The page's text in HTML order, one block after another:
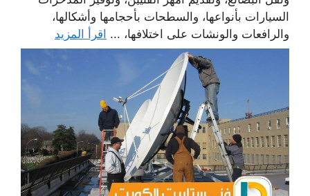
السيارات بأنواعها، والسطحات بأحجامها وأشكالها،
والرافعات والونشات على اختلافها، ... اقرأ المزيد